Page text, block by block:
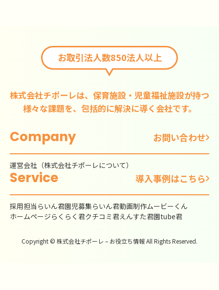
お取引法人数850法人以上
株式会社チポーレは、保育施設・児童福祉施設が持つ
様々な課題を、包括的に解決に導く会社です。
Company お問い合わせ
運営会社（株式会社チポーレについて）
Service 導入事例はこちら
採用担当らいん君園児募集らいん君動画制作ムービーくん
ホームページらくらく君クチコミ君えんすた君園tube君
Copyright © 株式会社チポーレ – お役立ち情報 All Rights Reserved.